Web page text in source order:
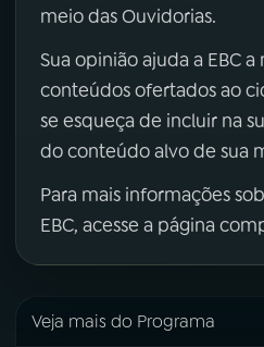
meio das Ouvidorias.
Sua opinião ajuda a EBC
conteúdos ofertados ao
se esqueça de incluir na
do conteúdo alvo de sua
Para mais informações
EBC, acesse a página
Veja mais do Programa